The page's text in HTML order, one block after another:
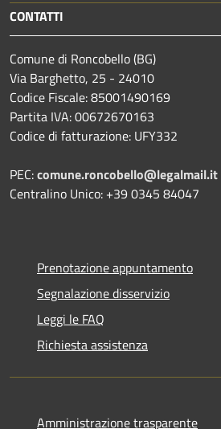
CONTATTI
Comune di Roncobello (BG)
Via Barghetto, 25 - 24010
Codice Fiscale: 85001490169
Partita IVA: 00672670163
Codice di fatturazione: UFY332
PEC:comune.roncobello@legalmail.it
Centralino Unico: +39 0345 84047
Prenotazione appuntamento
Segnalazione disservizio
Leggi le FAQ
Richiesta assistenza
Amministrazione trasparente